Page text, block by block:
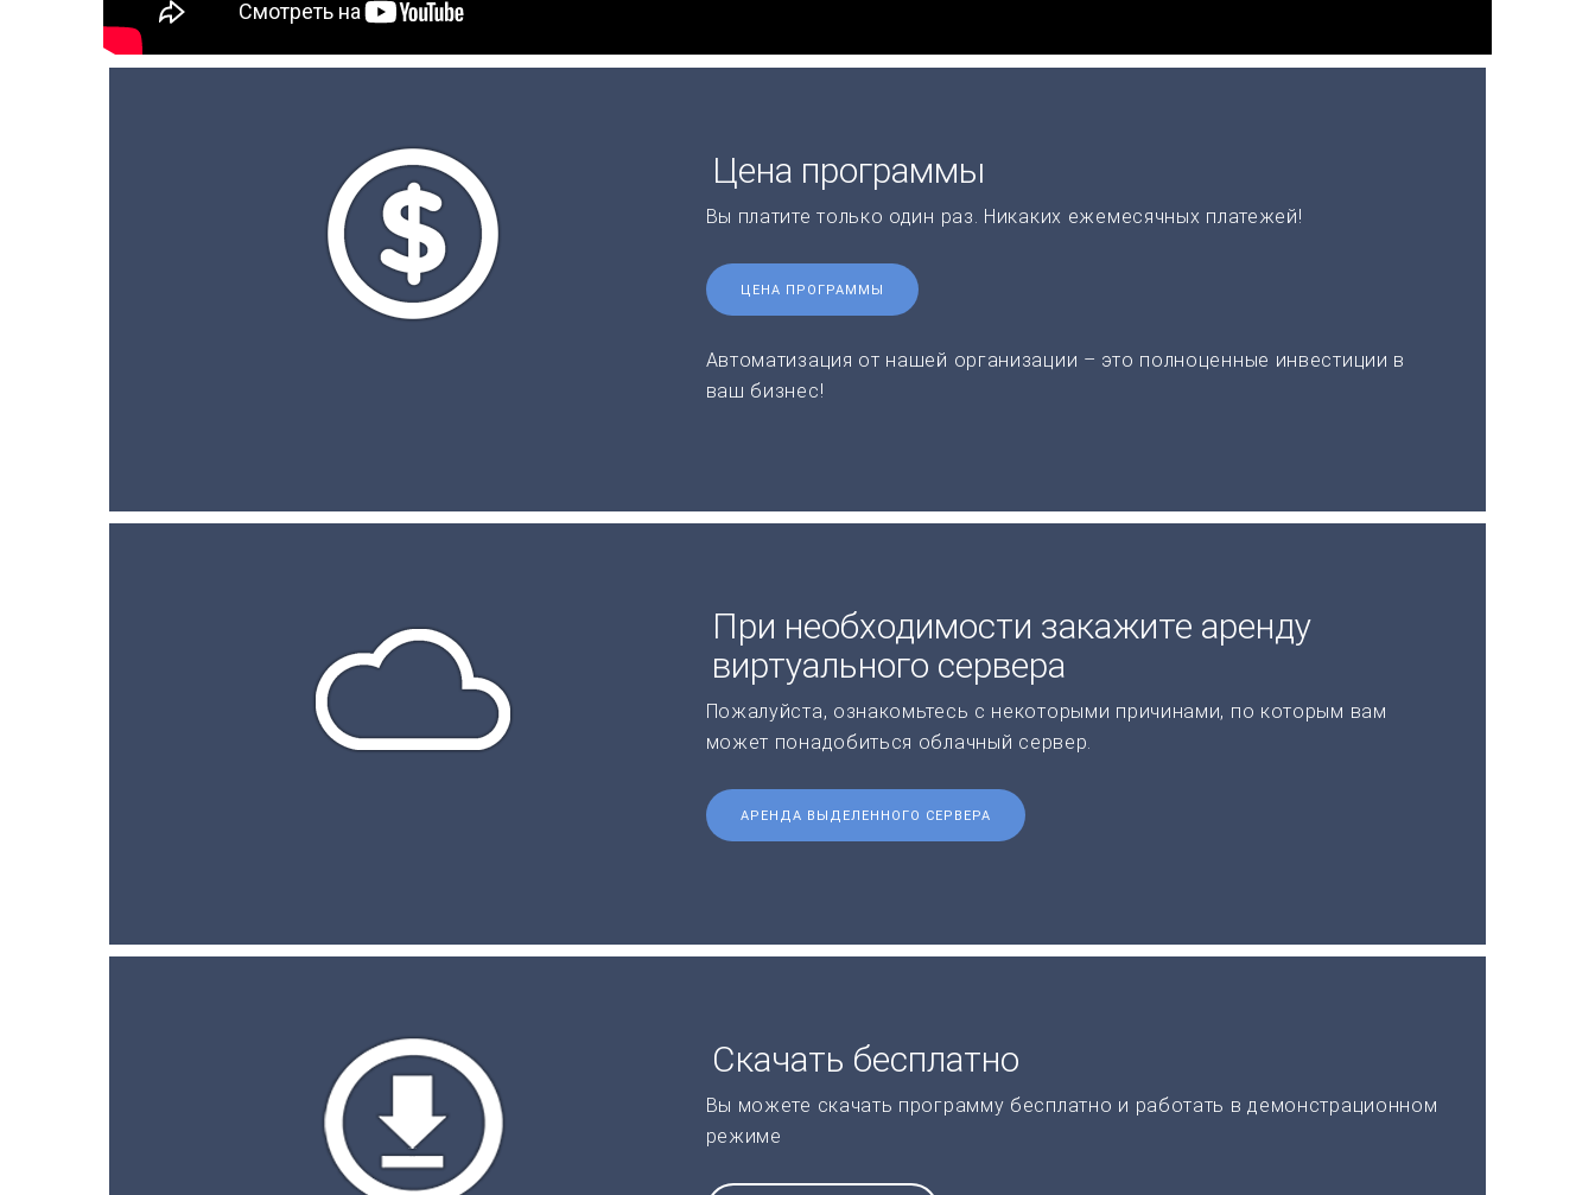
Цена программы
Вы платите только один раз. Никаких ежемесячных платежей!
ЦЕНА ПРОГРАММЫ
Автоматизация от нашей организации – это полноценные инвестиции в
ваш бизнес!
При необходимости закажите аренду
виртуального сервера
Пожалуйста, ознакомьтесь с некоторыми причинами, по которым вам
может понадобиться облачный сервер.
АРЕНДА ВЫДЕЛЕННОГО СЕРВЕРА
Скачать бесплатно
Вы можете скачать программу бесплатно и работать в демонстрационном
режиме